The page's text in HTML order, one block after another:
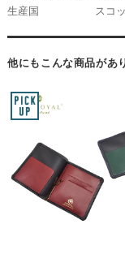
生産国 スコ
他にもこんな商品があ